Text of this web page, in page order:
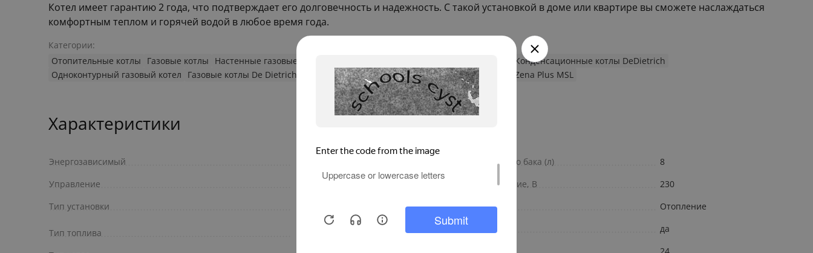
Котел имеет гарантию 2 года, что подтверждает его долговечность и надежность. С такой установкой в доме или квартире вы сможете наслаждаться
комфортным теплом и горячей водой в любое время года.
Категории:
Отопительные котлы
Газовые котлы Настенные газовые котлы
Конденсационные котлы DeDietrich
Одноконтурный газовый котел
Газовые котлы De Dietrich Настенные газовые котлы De Dietrich De Dietrich Zena Plus MSL
Характеристики
Энергозависимый
Управление
Электронное
Тип установки
Тип топлива
газ природный, газ
Объем расширительного бака (л)
8
Номинальное напряжение, В
230
Направление
Отопление
да